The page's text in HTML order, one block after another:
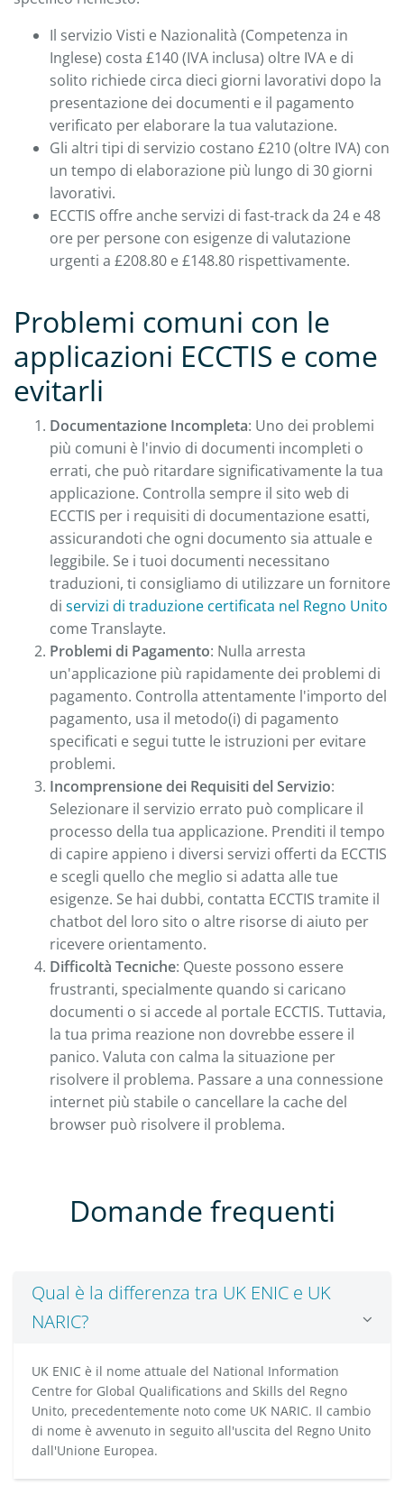
Il servizio Visti e Nazionalità (Competenza in
Inglese) costa £140 (IVA inclusa) oltre IVA e di
solito richiede circa dieci giorni lavorativi dopo la
presentazione dei documenti e il pagamento
verificato per elaborare la tua valutazione.
Gli altri tipi di servizio costano £210 (oltre IVA) con
un tempo di elaborazione più lungo di 30 giorni
lavorativi.
ECCTIS offre anche servizi di fast-track da 24 e 48
ore per persone con esigenze di valutazione
urgenti a £208.80 e £148.80 rispettivamente.
Problemi comuni con le
applicazioni ECCTIS e come
evitarli
Documentazione Incompleta: Uno dei problemi
più comuni è l'invio di documenti incompleti o
errati, che può ritardare significativamente la tua
applicazione. Controlla sempre il sito web di
ECCTIS per i requisiti di documentazione esatti,
assicurandoti che ogni documento sia attuale e
leggibile. Se i tuoi documenti necessitano
traduzioni, ti consigliamo di utilizzare un fornitore
di servizi di traduzione certificata nel Regno Unito
come Translayte.
Problemi di Pagamento: Nulla arresta
un'applicazione più rapidamente dei problemi di
pagamento. Controlla attentamente l'importo del
pagamento, usa il metodo(i) di pagamento
specificati e segui tutte le istruzioni per evitare
problemi.
Incomprensione dei Requisiti del Servizio:
Selezionare il servizio errato può complicare il
processo della tua applicazione. Prenditi il tempo
di capire appieno i diversi servizi offerti da ECCTIS
e scegli quello che meglio si adatta alle tue
esigenze. Se hai dubbi, contatta ECCTIS tramite il
chatbot del loro sito o altre risorse di aiuto per
ricevere orientamento.
Difficoltà Tecniche: Queste possono essere
frustranti, specialmente quando si caricano
documenti o si accede al portale ECCTIS. Tuttavia,
la tua prima reazione non dovrebbe essere il
panico. Valuta con calma la situazione per
risolvere il problema. Passare a una connessione
internet più stabile o cancellare la cache del
browser può risolvere il problema.
Domande frequenti
Qual è la differenza tra UK ENIC e UK
NARIC?
UK ENIC è il nome attuale del National Information
Centre for Global Qualifications and Skills del Regno
Unito, precedentemente noto come UK NARIC. Il cambio
di nome è avvenuto in seguito all'uscita del Regno Unito
dall'Unione Europea.